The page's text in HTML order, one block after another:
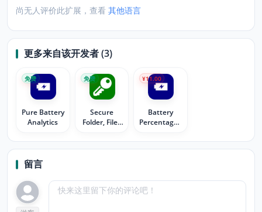
尚无人评价此扩展，查看 其他语言
更多来自该开发者 (3)
Pure Battery
Analytics
免费
Secure
Folder, Files
免费
Battery
Percentage -
add-on
¥11.00
留言